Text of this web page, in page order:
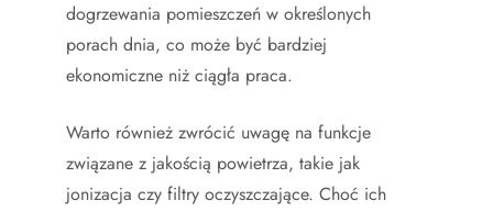
dogrzewania pomieszczeń w określonych
porach dnia, co może być bardziej
ekonomiczne niż ciągła praca.
Warto również zwrócić uwagę na funkcje
związane z jakością powietrza, takie jak
jonizacja czy filtry oczyszczające. Choć ich